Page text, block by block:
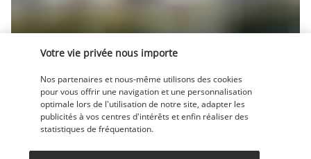
De Crystal River, il y a un court trajet en voiture jusqu'à
Orlando, le centre de divertissement de la Floride. Il n'y a
nulle part ailleurs une telle abondance de parcs à thème et
d'aventure qu'à Orlando. Vous disposez de deux jours
entiers pour explorer à fond les nombreux parcs
d'attractions de la région.
Votre vie privée nous importe
Nos partenaires et nous-même utilisons des cookies
pour vous offrir une navigation et une personnalisation
optimale lors de l'utilisation de notre site, adapter les
publicités à vos centres d'intérêts et enfin réaliser des
statistiques de fréquentation.